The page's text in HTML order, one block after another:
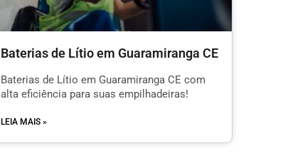
Baterias de Lítio em Guaramiranga CE
Baterias de Lítio em Guaramiranga CE com
alta eficiência para suas empilhadeiras!
LEIA MAIS »